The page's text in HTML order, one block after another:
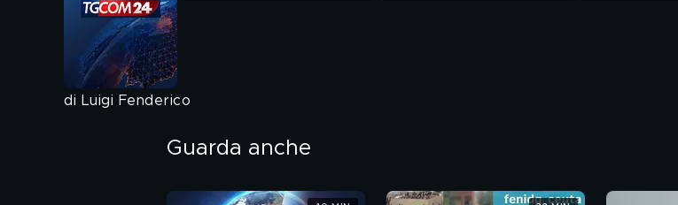
di Luigi Fenderico
Guarda anche